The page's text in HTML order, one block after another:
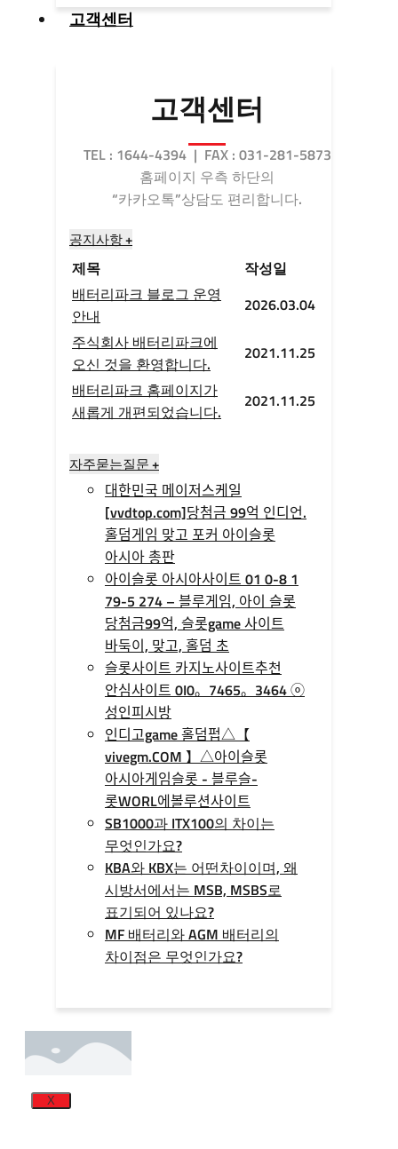
고객센터
고객센터
TEL : 1644-4394 | FAX : 031-281-5873
홈페이지 우측 하단의
“카카오톡”상담도 편리합니다.
공지사항 +
제목
작성일
배터리파크 블로그 운영
안내
2026.03.04
주식회사 배터리파크에
오신 것을 환영합니다.
2021.11.25
배터리파크 홈페이지가
새롭게 개편되었습니다.
2021.11.25
자주묻는질문 +
대한민국 메이저스케일
[vvdtop.com]당첨금 99억 인디언.
홀덤게임 맞고 포커 아이슬롯
아시아 총판
아이슬롯 아시아사이트 01 0-8 1
79-5 274 – 블루게임, 아이 슬롯
당첨금99억, 슬롯game 사이트
바둑이, 맞고, 홀덤 초
슬롯사이트 카지노사이트추천
안심사이트 0I0。7465。3464 ⓞ
성인피시방
인디­고game 홀­덤펍△【
vivegm.COM 】△아이슬롯
아시아게임슬­롯 - 블루슬­
롯WORL에볼루션사이트
SB1000과 ITX100의 차이는
무엇인가요?
KBA와 KBX는 어떤차이이며, 왜
시방서에서는 MSB, MSBS로
표기되어 있나요?
MF 배터리와 AGM 배터리의
차이점은 무엇인가요?
X